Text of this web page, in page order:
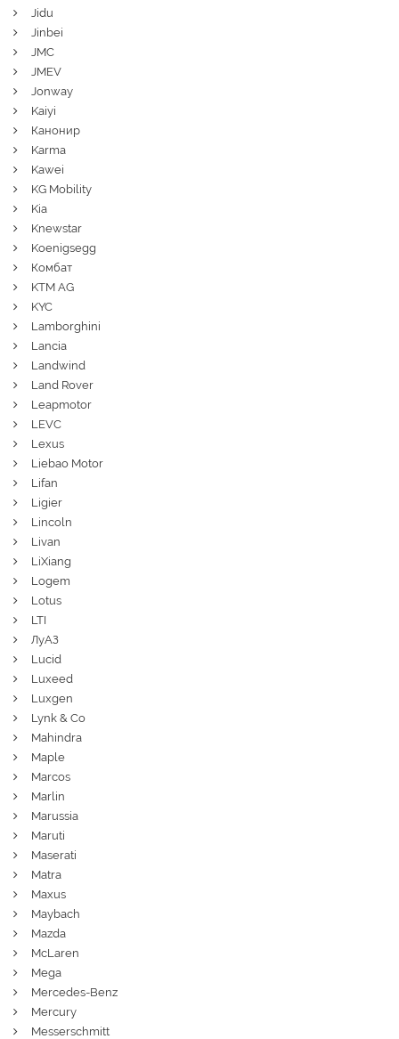
Jidu
Jinbei
JMC
JMEV
Jonway
Kaiyi
Канонир
Karma
Kawei
KG Mobility
Kia
Knewstar
Koenigsegg
Комбат
KTM AG
KYC
Lamborghini
Lancia
Landwind
Land Rover
Leapmotor
LEVC
Lexus
Liebao Motor
Lifan
Ligier
Lincoln
Livan
LiXiang
Logem
Lotus
LTI
ЛуАЗ
Lucid
Luxeed
Luxgen
Lynk & Co
Mahindra
Maple
Marcos
Marlin
Marussia
Maruti
Maserati
Matra
Maxus
Maybach
Mazda
McLaren
Mega
Mercedes-Benz
Mercury
Messerschmitt